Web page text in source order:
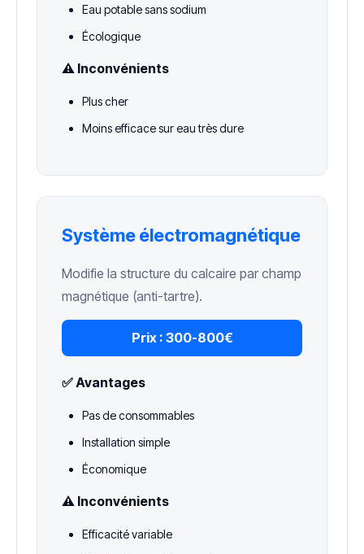
Eau potable sans sodium
Écologique
⚠️ Inconvénients
Plus cher
Moins efficace sur eau très dure
Système électromagnétique
Modifie la structure du calcaire par champ
magnétique (anti-tartre).
Prix : 300-800€
✅ Avantages
Pas de consommables
Installation simple
Économique
⚠️ Inconvénients
Efficacité variable